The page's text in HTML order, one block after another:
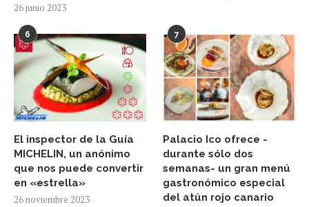
26 junio 2023
6
El inspector de la Guía
MICHELIN, un anónimo
que nos puede convertir
en «estrella»
26 noviembre 2023
7
Palacio Ico ofrece -
durante sólo dos
semanas- un gran menú
gastronómico especial
del atún rojo canario